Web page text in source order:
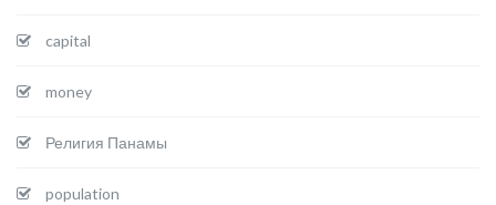
capital
money
Религия Панамы
population